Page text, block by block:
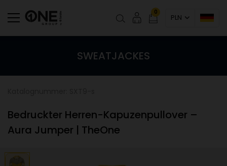
0
PLN
SWEATJACKES
Bedruckter Herren-Kapuzenpullover –
Aura Jumper | TheOne